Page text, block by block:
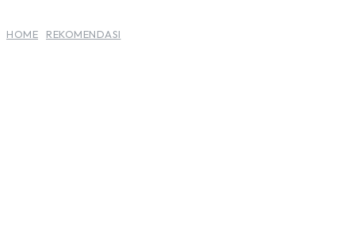
HOME REKOMENDASI